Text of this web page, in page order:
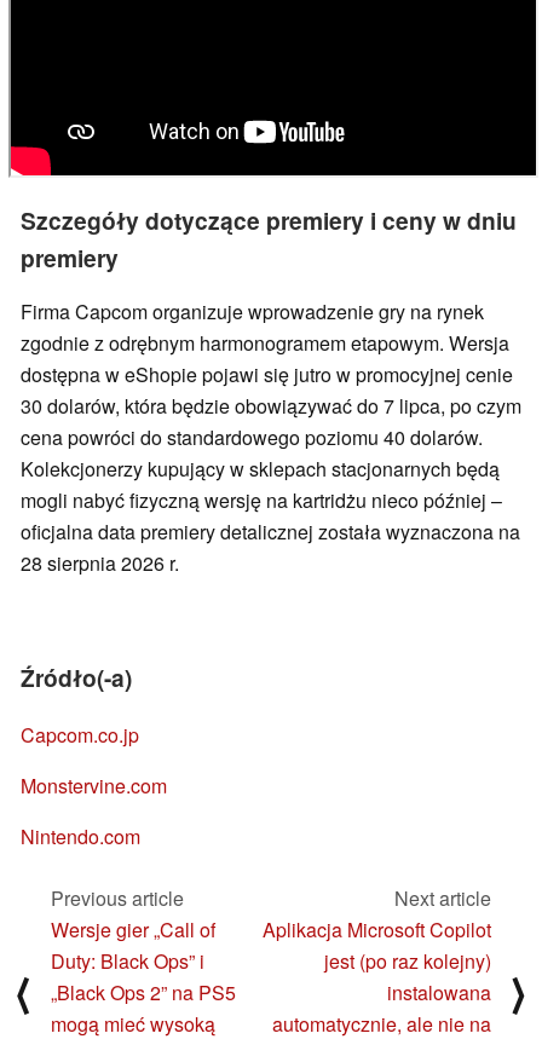
Szczegóły dotyczące premiery i ceny w dniu
premiery
Firma Capcom organizuje wprowadzenie gry na rynek
zgodnie z odrębnym harmonogramem etapowym. Wersja
dostępna w eShopie pojawi się jutro w promocyjnej cenie
30 dolarów, która będzie obowiązywać do 7 lipca, po czym
cena powróci do standardowego poziomu 40 dolarów.
Kolekcjonerzy kupujący w sklepach stacjonarnych będą
mogli nabyć fizyczną wersję na kartridżu nieco później –
oficjalna data premiery detalicznej została wyznaczona na
28 sierpnia 2026 r.
Źródło(-a)
Capcom.co.jp
Monstervine.com
Nintendo.com
⟨
Previous article
Wersje gier „Call of
Duty: Black Ops” i
„Black Ops 2” na PS5
mogą mieć wysoką
Next article
Aplikacja Microsoft Copilot
jest (po raz kolejny)
instalowana
automatycznie, ale nie na
⟩